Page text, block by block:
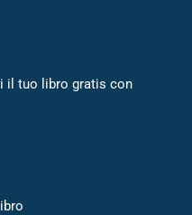
il tuo libro gratis con